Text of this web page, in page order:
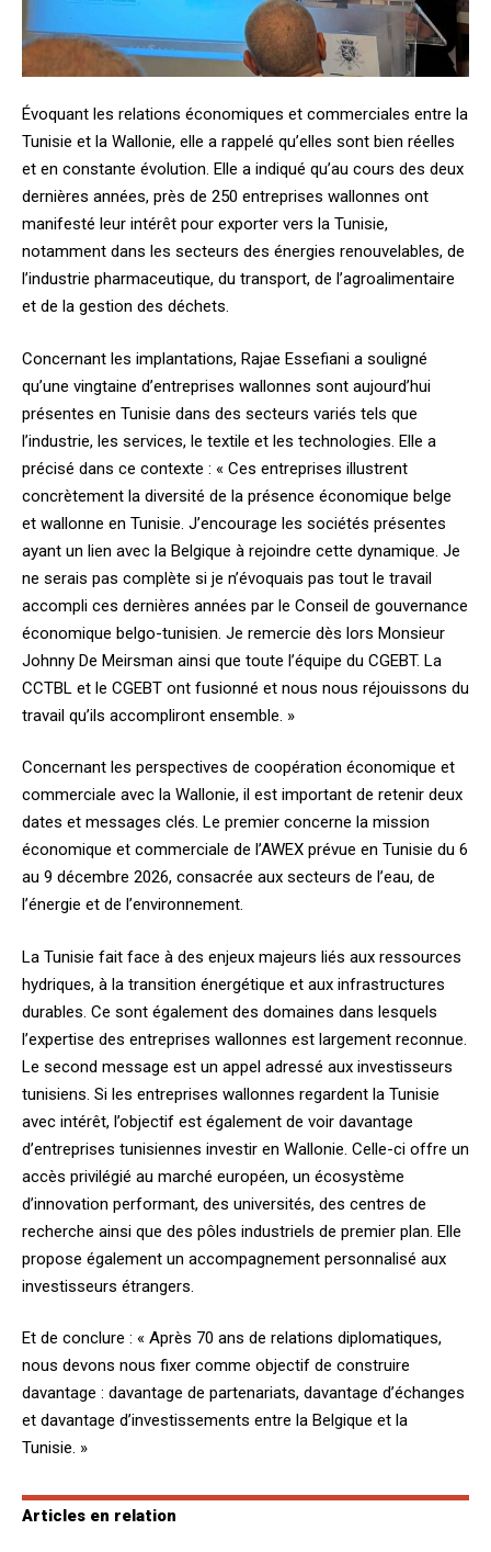
Évoquant les relations économiques et commerciales entre la
Tunisie et la Wallonie, elle a rappelé qu’elles sont bien réelles
et en constante évolution. Elle a indiqué qu’au cours des deux
dernières années, près de 250 entreprises wallonnes ont
manifesté leur intérêt pour exporter vers la Tunisie,
notamment dans les secteurs des énergies renouvelables, de
l’industrie pharmaceutique, du transport, de l’agroalimentaire
et de la gestion des déchets.
Concernant les implantations, Rajae Essefiani a souligné
qu’une vingtaine d’entreprises wallonnes sont aujourd’hui
présentes en Tunisie dans des secteurs variés tels que
l’industrie, les services, le textile et les technologies. Elle a
précisé dans ce contexte : « Ces entreprises illustrent
concrètement la diversité de la présence économique belge
et wallonne en Tunisie. J’encourage les sociétés présentes
ayant un lien avec la Belgique à rejoindre cette dynamique. Je
ne serais pas complète si je n’évoquais pas tout le travail
accompli ces dernières années par le Conseil de gouvernance
économique belgo-tunisien. Je remercie dès lors Monsieur
Johnny De Meirsman ainsi que toute l’équipe du CGEBT. La
CCTBL et le CGEBT ont fusionné et nous nous réjouissons du
travail qu’ils accompliront ensemble. »
Concernant les perspectives de coopération économique et
commerciale avec la Wallonie, il est important de retenir deux
dates et messages clés. Le premier concerne la mission
économique et commerciale de l’AWEX prévue en Tunisie du 6
au 9 décembre 2026, consacrée aux secteurs de l’eau, de
l’énergie et de l’environnement.
La Tunisie fait face à des enjeux majeurs liés aux ressources
hydriques, à la transition énergétique et aux infrastructures
durables. Ce sont également des domaines dans lesquels
l’expertise des entreprises wallonnes est largement reconnue.
Le second message est un appel adressé aux investisseurs
tunisiens. Si les entreprises wallonnes regardent la Tunisie
avec intérêt, l’objectif est également de voir davantage
d’entreprises tunisiennes investir en Wallonie. Celle-ci offre un
accès privilégié au marché européen, un écosystème
d’innovation performant, des universités, des centres de
recherche ainsi que des pôles industriels de premier plan. Elle
propose également un accompagnement personnalisé aux
investisseurs étrangers.
Et de conclure : « Après 70 ans de relations diplomatiques,
nous devons nous fixer comme objectif de construire
davantage : davantage de partenariats, davantage d’échanges
et davantage d’investissements entre la Belgique et la
Tunisie. »
Articles en relation